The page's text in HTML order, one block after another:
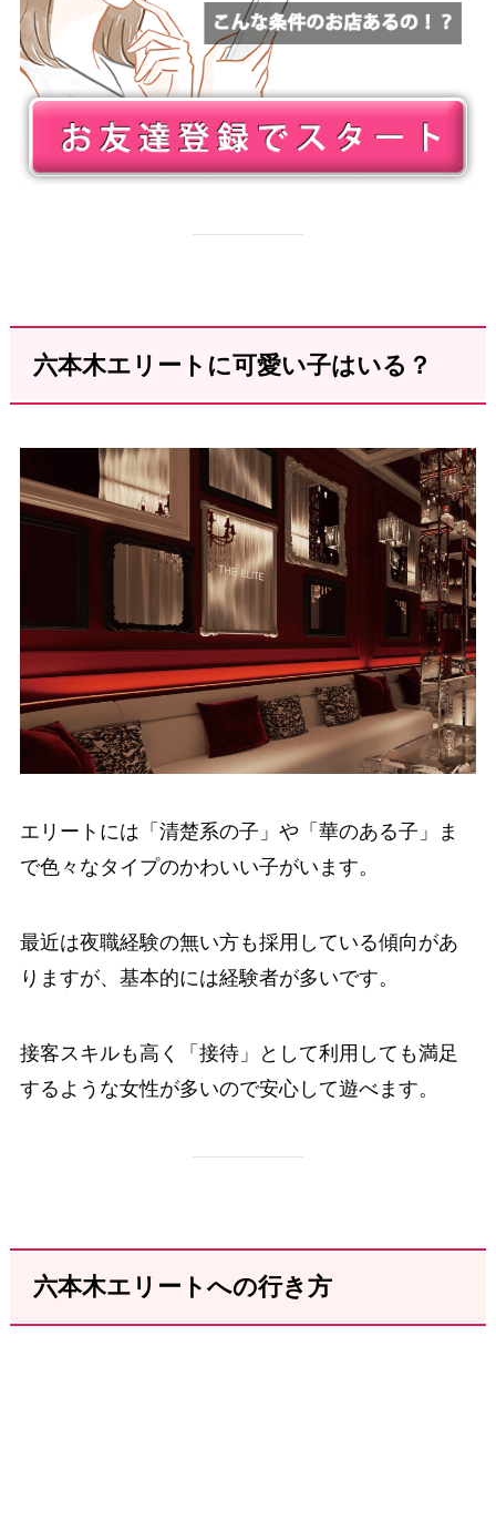
六本木エリートに可愛い子はいる？
エリートには「清楚系の子」や「華のある子」ま
で色々なタイプのかわいい子がいます。
最近は夜職経験の無い方も採用している傾向があ
りますが、基本的には経験者が多いです。
接客スキルも高く「接待」として利用しても満足
するような女性が多いので安心して遊べます。
六本木エリートへの行き方